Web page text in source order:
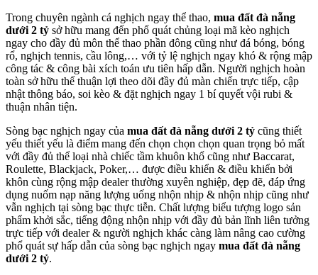
Trong chuyên ngành cá nghịch ngay thể thao, mua đất đà nẵng
dưới 2 tỷ sở hữu mang đến phổ quát chủng loại mã kèo nghịch
ngay cho đầy đủ môn thể thao phần đông cũng như đá bóng, bóng
rổ, nghịch tennis, cầu lông,… với tỷ lệ nghịch ngay khó & rộng mập
công tác & công bài xích toán ưu tiên hấp dẫn. Người nghịch hoàn
toàn sở hữu thể thuận lợi theo dõi đầy đủ màn chiến trực tiếp, cập
nhật thông báo, soi kèo & đặt nghịch ngay 1 bí quyết vội rubi &
thuận nhân tiện.
Sòng bạc nghịch ngay của mua đất đà nẵng dưới 2 tỷ cũng thiết
yếu thiết yếu là điểm mang đến chọn chọn chọn quan trọng bỏ mất
với đầy đủ thể loại nhà chiếc tầm khuôn khổ cũng như Baccarat,
Roulette, Blackjack, Poker,… được điều khiển & điều khiển bởi
khôn cùng rộng mập dealer thường xuyên nghiệp, đẹp đẽ, đáp ứng
dụng nuốm nạp năng lượng uống nhộn nhịp & nhộn nhịp cũng như
vẫn nghịch tại sòng bạc thực tiễn. Chất lượng biểu tượng logo sản
phẩm khởi sắc, tiếng động nhộn nhịp với đầy đủ bản lĩnh liên tưởng
trực tiếp với dealer & người nghịch khác càng làm nâng cao cường
phổ quát sự hấp dẫn của sòng bạc nghịch ngay mua đất đà nẵng
dưới 2 tỷ.